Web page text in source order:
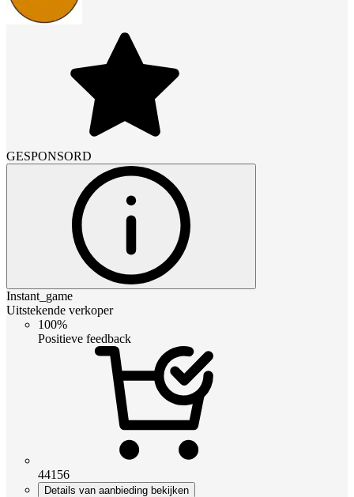
GESPONSORD
Instant_game
Uitstekende verkoper
100%
Positieve feedback
44156
Details van aanbieding bekijken